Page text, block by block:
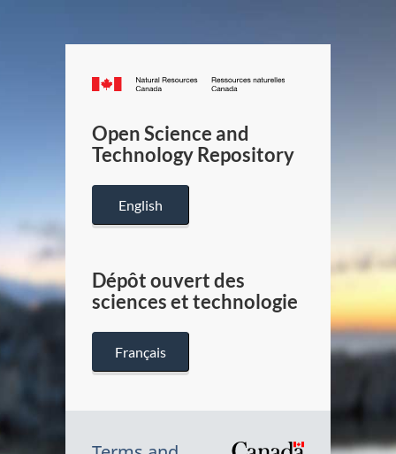
Canada.ca
/
Canada
Open Science and
Technology Repository
English
Dépôt ouvert des
sciences et technologie
Français